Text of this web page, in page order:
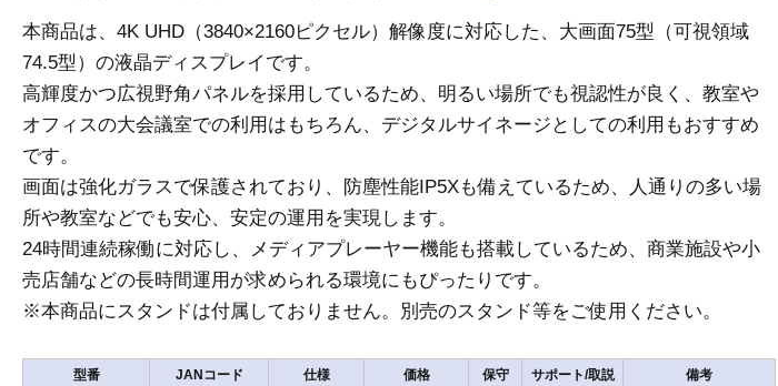
本商品は、4K UHD（3840×2160ピクセル）解像度に対応した、大画面75型（可視領域
74.5型）の液晶ディスプレイです。
高輝度かつ広視野角パネルを採用しているため、明るい場所でも視認性が良く、教室や
オフィスの大会議室での利用はもちろん、デジタルサイネージとしての利用もおすすめ
です。
画面は強化ガラスで保護されており、防塵性能IP5Xも備えているため、人通りの多い場
所や教室などでも安心、安定の運用を実現します。
24時間連続稼働に対応し、メディアプレーヤー機能も搭載しているため、商業施設や小
売店舗などの長時間運用が求められる環境にもぴったりです。
※本商品にスタンドは付属しておりません。別売のスタンド等をご使用ください。
型番 JANコード 仕様 価格 保守 サポート/取説 備考